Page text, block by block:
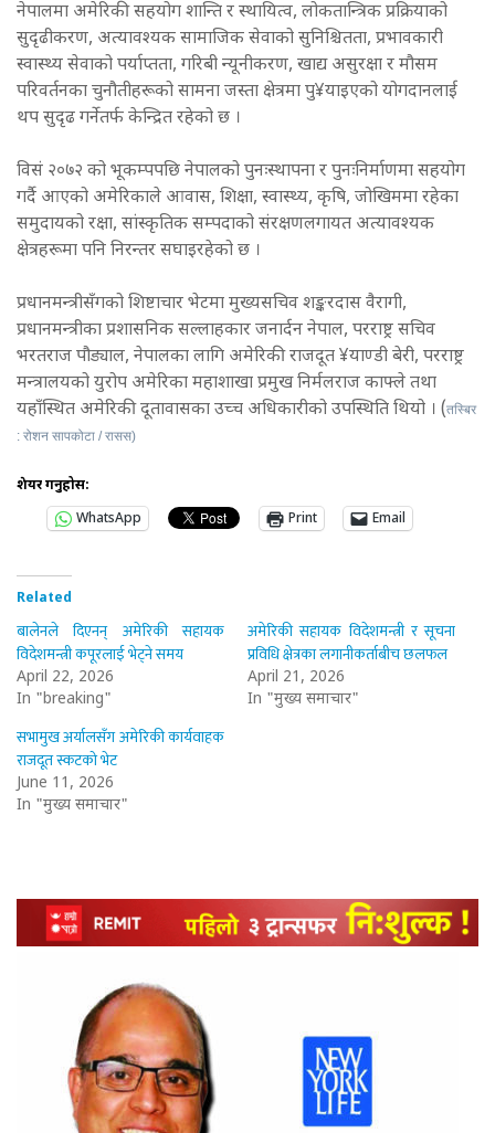
नेपालमा अमेरिकी सहयोग शान्ति र स्थायित्व, लोकतान्त्रिक प्रक्रियाको
सुदृढीकरण, अत्यावश्यक सामाजिक सेवाको सुनिश्चितता, प्रभावकारी
स्वास्थ्य सेवाको पर्याप्तता, गरिबी न्यूनीकरण, खाद्य असुरक्षा र मौसम
परिवर्तनका चुनौतीहरूको सामना जस्ता क्षेत्रमा पु¥याइएको योगदानलाई
थप सुदृढ गर्नेतर्फ केन्द्रित रहेको छ ।
विसं २०७२ को भूकम्पपछि नेपालको पुनःस्थापना र पुनःनिर्माणमा सहयोग
गर्दै आएको अमेरिकाले आवास, शिक्षा, स्वास्थ्य, कृषि, जोखिममा रहेका
समुदायको रक्षा, सांस्कृतिक सम्पदाको संरक्षणलगायत अत्यावश्यक
क्षेत्रहरूमा पनि निरन्तर सघाइरहेको छ ।
प्रधानमन्त्रीसँगको शिष्टाचार भेटमा मुख्यसचिव शङ्करदास वैरागी,
प्रधानमन्त्रीका प्रशासनिक सल्लाहकार जनार्दन नेपाल, परराष्ट्र सचिव
भरतराज पौड्याल, नेपालका लागि अमेरिकी राजदूत ¥याण्डी बेरी, परराष्ट्र
मन्त्रालयको युरोप अमेरिका महाशाखा प्रमुख निर्मलराज काफ्ले तथा
यहाँस्थित अमेरिकी दूतावासका उच्च अधिकारीको उपस्थिति थियो । (तस्बिर
: रोशन सापकोटा / रासस)
शेयर गर्नुहोस:
WhatsApp
Print Email
Related
बालेनले दिएनन् अमेरिकी सहायक
विदेशमन्त्री कपूरलाई भेट्ने समय
April 22, 2026
In "breaking"
अमेरिकी सहायक विदेशमन्त्री र सूचना
प्रविधि क्षेत्रका लगानीकर्ताबीच छलफल
April 21, 2026
In "मुख्य समाचार"
सभामुख अर्यालसँग अमेरिकी कार्यवाहक
राजदूत स्कटको भेट
June 11, 2026
In "मुख्य समाचार"